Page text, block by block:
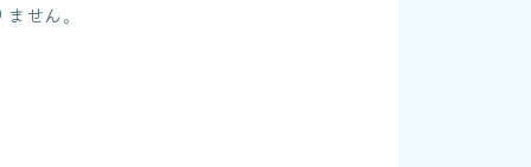
せん。